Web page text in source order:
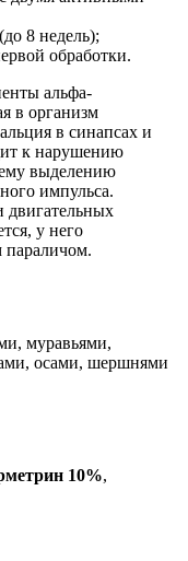
8 недель);
обработки.
альфа-
в организм
в синапсах и
к нарушению
выделению
импульса.
двигательных
у него
параличом.
муравьями,
осами, шершнями
10%,